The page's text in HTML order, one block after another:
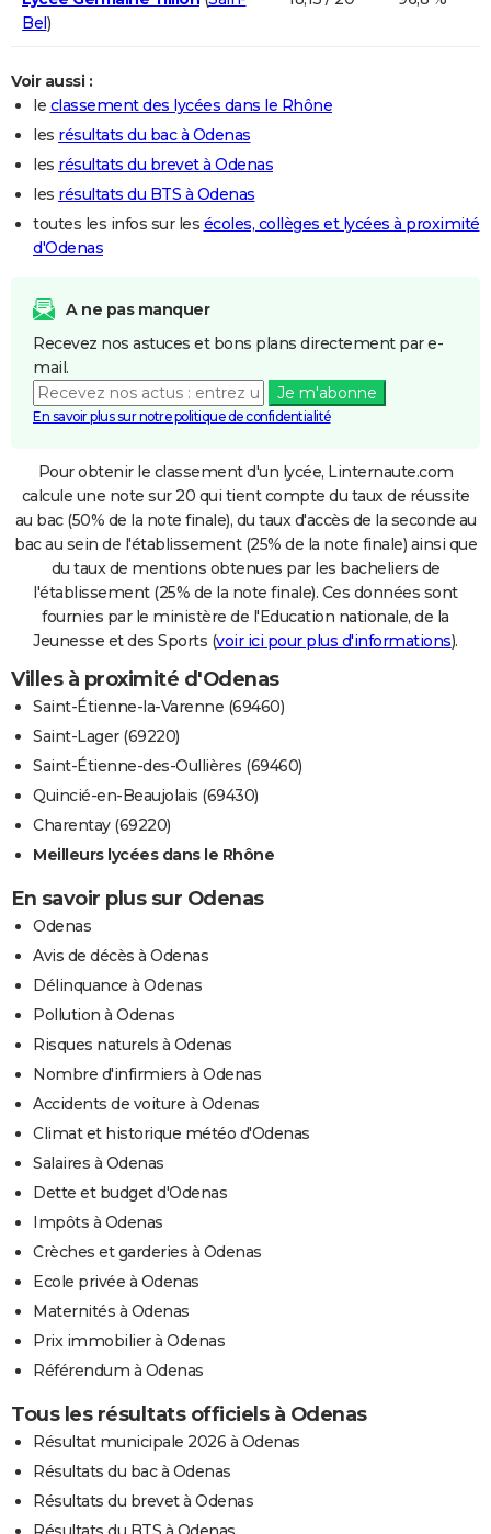
Bel)
Voir aussi :
le classement des lycées dans le Rhône
les résultats du bac à Odenas
les résultats du brevet à Odenas
les résultats du BTS à Odenas
toutes les infos sur les écoles, collèges et lycées à proximité
d'Odenas
A ne pas manquer
Recevez nos astuces et bons plans directement par e-
mail.
Je m'abonne
En savoir plus sur notre politique de confidentialité
Pour obtenir le classement d'un lycée, Linternaute.com
calcule une note sur 20 qui tient compte du taux de réussite
au bac (50% de la note finale), du taux d'accès de la seconde au
bac au sein de l'établissement (25% de la note finale) ainsi que
du taux de mentions obtenues par les bacheliers de
l'établissement (25% de la note finale). Ces données sont
fournies par le ministère de l'Education nationale, de la
Jeunesse et des Sports (voir ici pour plus d'informations).
Villes à proximité d'Odenas
Saint-Étienne-la-Varenne (69460)
Saint-Lager (69220)
Saint-Étienne-des-Oullières (69460)
Quincié-en-Beaujolais (69430)
Charentay (69220)
Meilleurs lycées dans le Rhône
En savoir plus sur Odenas
Odenas
Avis de décès à Odenas
Délinquance à Odenas
Pollution à Odenas
Risques naturels à Odenas
Nombre d'infirmiers à Odenas
Accidents de voiture à Odenas
Climat et historique météo d'Odenas
Salaires à Odenas
Dette et budget d'Odenas
Impôts à Odenas
Crèches et garderies à Odenas
Ecole privée à Odenas
Maternités à Odenas
Prix immobilier à Odenas
Référendum à Odenas
Tous les résultats officiels à Odenas
Résultat municipale 2026 à Odenas
Résultats du bac à Odenas
Résultats du brevet à Odenas